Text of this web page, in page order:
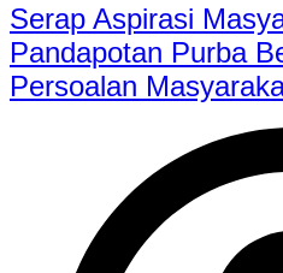
Serap Aspirasi
Pandapotan Purba
Persoalan